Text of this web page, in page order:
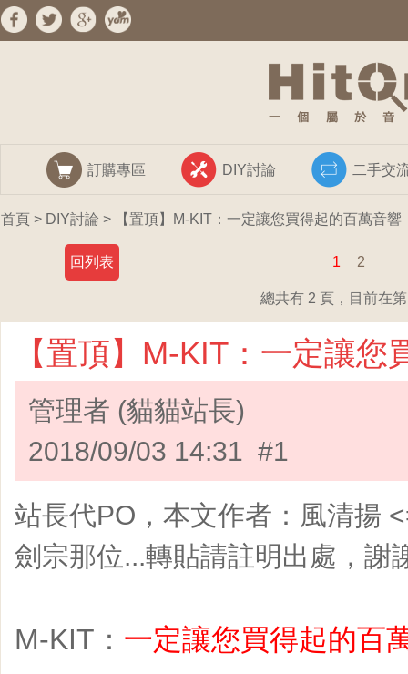
訂購專區 DIY討論 二手交
首頁 > DIY討論 > 【置頂】M-KIT：一定讓您買得起的百萬音響
回列表 1 2
總共有 2 頁，目前在
【置頂】M-KIT：一定讓您
管理者 (貓貓站長)
2018/09/03 14:31 #1
站長代PO，本文作者：風清揚
劍宗那位...轉貼請註明出處，謝
M-KIT： 一定讓您買得起的百